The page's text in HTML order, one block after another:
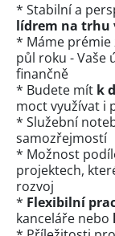
* Stabilní a
lídrem na trhu
* Máme prémie
půl roku - Vaše
finančně
* Budete mít k
moct využívat i
* Služební
samozřejmostí
* Možnost
projektech,
rozvoj
* Flexibilní
kanceláře nebo